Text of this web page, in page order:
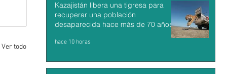
Ver todo
Kazajistán libera una tigresa para
recuperar una población
desaparecida hace más de 70 años
hace 10 horas